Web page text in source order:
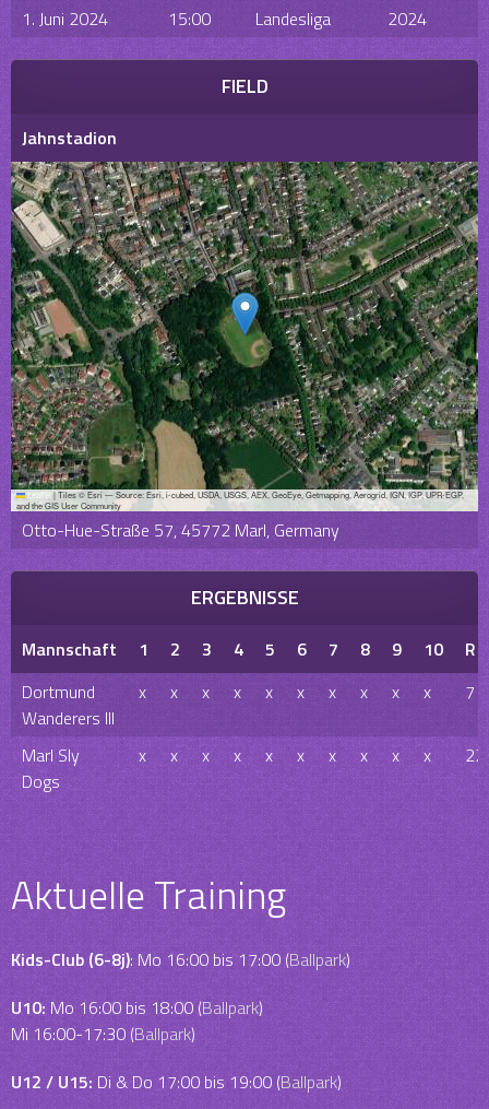
1. Juni 2024
15:00 Landesliga 2024
FIELD
Jahnstadion
Leaflet |Tiles © Esri — Source: Esri, i-cubed, USDA, USGS, AEX, GeoEye, Getmapping, Aerogrid, IGN, IGP, UPR-EGP,
and the GIS User Community
Otto-Hue-Straße 57, 45772 Marl, Germany
ERGEBNISSE
Mannschaft 1 2 3 4 5 6 7 8 9 10
R
Dortmund
Wanderers III
x x x x x x x x x x 7
Marl Sly
Dogs
x x x x x x x x x x 22
Aktuelle Training
Kids-Club (6-8j): Mo 16:00 bis 17:00 (Ballpark)
U10:Mo 16:00 bis 18:00 (Ballpark)
Mi 16:00-17:30 (Ballpark)
U12 / U15: Di & Do 17:00 bis 19:00 (Ballpark)